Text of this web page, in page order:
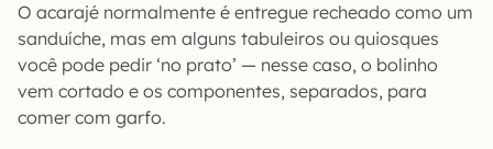
O acarajé normalmente é entregue recheado como um
sanduíche, mas em alguns tabuleiros ou quiosques
você pode pedir ‘no prato’ — nesse caso, o bolinho
vem cortado e os componentes, separados, para
comer com garfo.